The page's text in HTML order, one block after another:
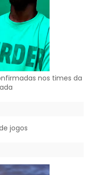
nos times da
jogos